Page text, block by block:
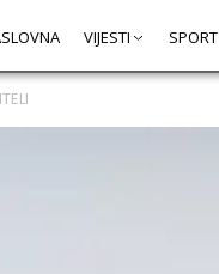
VIJESTI SPORT